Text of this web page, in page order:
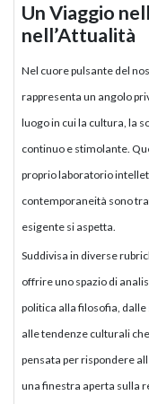
Un Viaggio
nell’Attualità
Nel cuore pulsante del
rappresenta un angolo
luogo in cui la cultura, la
continuo e stimolante.
proprio laboratorio
contemporaneità sono
esigente si aspetta.
Suddivisa in diverse
offrire uno spazio di
politica alla filosofia,
alle tendenze culturali
pensata per rispondere
una finestra aperta sulla